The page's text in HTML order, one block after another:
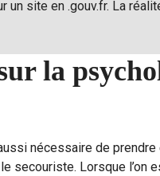
site en .gouv.fr. La
la
nécessaire de
secouriste. Lorsque l’on